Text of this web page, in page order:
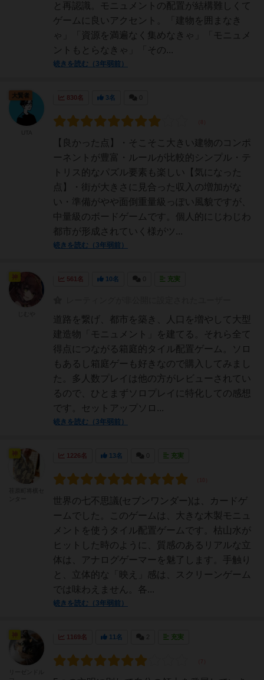
と再認識。モニュメントの配置が結構難しくて
ゲームに良いアクセント。「建物を囲まなき
ゃ」「資源を満遍なく集めなきゃ」「モニュメ
ントもとらなきゃ」「その...
続きを読む（3年弱前）
830名 3名
【良かった点】・そこそこ大きい建物のコンポ
ーネントが豊富・ルールが比較的シンプル・テ
トリス的なパズル要素も楽しい【気になった
点】・街が大きさに見合った収入の増加がな
い・準備がやや面倒重量級っぽい風貌ですが、
中量級のボードゲームです。個人的にじわじわ
都市が形成されていく様がツ...
続きを読む（3年弱前）
大賢者
561名 10名 充実
道路を繋げ、都市を築き、人口を増やして大型
建造物「モニュメント」を建てる。それら全て
得点につながる箱庭的タイル配置ゲーム。ソロ
もあるし箱庭ゲーも好きなので購入してみまし
た。多人数プレイは他の方がレビューされてい
るので、ひとまずソロプレイに特化しての感想
です。セットアップソロ...
続きを読む（3年弱前）
1226名 13名 充実
世界の七不思議(セブンワンダー)は、カードゲ
ームでした。このゲームは、大きな木製モニュ
メントを使うタイル配置ゲームです。枯山水が
ヒットした時のように、質感のあるリアルな立
体は、アナログゲーマーを魅了します。手触り
と、立体的な「映え」感は、スクリーンゲーム
では味わえません。各...
続きを読む（3年弱前）
1169名 11名 充実